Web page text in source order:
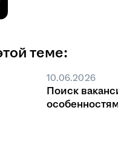
теме:
10.06.2026
Поиск